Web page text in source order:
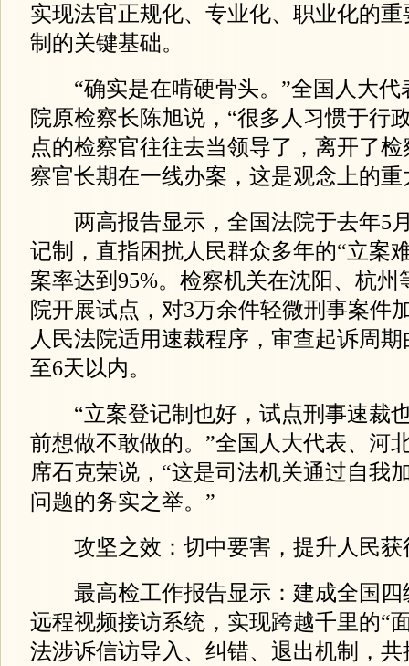
实现法官正规化、专业化、职业化的
制的关键基础。
“确实是在啃硬骨头。”全国人大代
院原检察长陈旭说，“很多人习惯于行
点的检察官往往去当领导了，离开了
察官长期在一线办案，这是观念上的重
两高报告显示，全国法院于去年5
记制，直指困扰人民群众多年的“立案
案率达到95%。检察机关在沈阳、杭州
院开展试点，对3万余件轻微刑事案件
人民法院适用速裁程序，审查起诉周
至6天以内。
“立案登记制也好，试点刑事速裁
前想做不敢做的。”全国人大代表、河
席石克荣说，“这是司法机关通过自我
问题的务实之举。”
攻坚之效：切中要害，提升人民获
最高检工作报告显示：建成全国四
远程视频接访系统，实现跨越千里的“
法涉诉信访导入、纠错、退出机制，